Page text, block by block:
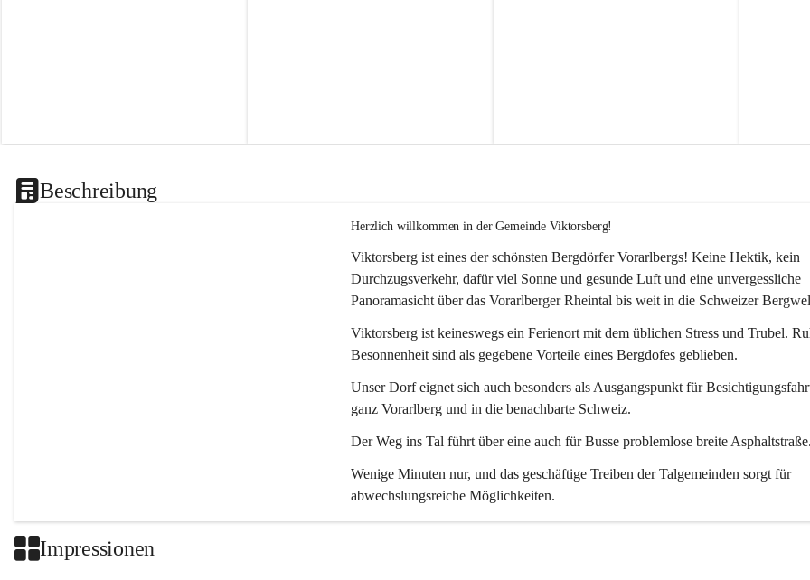
Beschreibung
Herzlich willkommen in der Gemeinde Viktorsberg!
Viktorsberg ist eines der schönsten Bergdörfer Vorarlbergs! Keine Hektik, kein
Durchzugsverkehr, dafür viel Sonne und gesunde Luft und eine unvergessliche
Panoramasicht über das Vorarlberger Rheintal bis weit in die Schweizer
Viktorsberg ist keineswegs ein Ferienort mit dem üblichen Stress und Trubel.
Besonnenheit sind als gegebene Vorteile eines Bergdofes geblieben.
Unser Dorf eignet sich auch besonders als Ausgangspunkt für
ganz Vorarlberg und in die benachbarte Schweiz.
Der Weg ins Tal führt über eine auch für Busse problemlose breite
Wenige Minuten nur, und das geschäftige Treiben der Talgemeinden sorgt für
abwechslungsreiche Möglichkeiten.
Impressionen